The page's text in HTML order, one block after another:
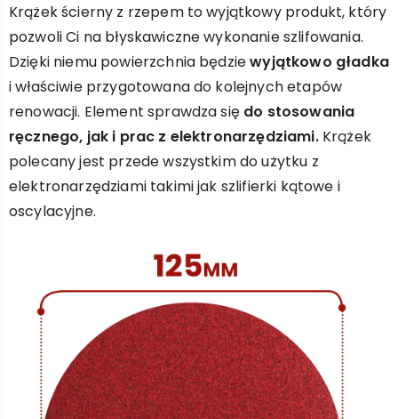
Krążek ścierny z rzepem to wyjątkowy produkt, który
pozwoli Ci na błyskawiczne wykonanie szlifowania.
Dzięki niemu powierzchnia będziewyjątkowo gładka
i właściwie przygotowana do kolejnych etapów
renowacji. Element sprawdza się do stosowania
ręcznego, jak i prac z elektronarzędziami.Krążek
polecany jest przede wszystkim do użytku z
elektronarzędziami takimi jak szlifierki kątowe i
oscylacyjne.